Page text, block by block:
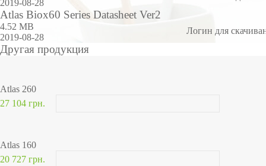
2019-08-28
Atlas Biox60 Series Datasheet Ver2
4.52 MB
2019-08-28
Логин для
Другая продукция
Atlas 260
27 104 грн.
Atlas 160
20 727 грн.